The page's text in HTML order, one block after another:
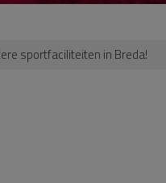
sportfaciliteiten in Breda!